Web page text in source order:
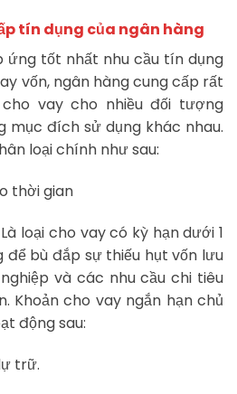
tín dụng của ngân hàng
ứng tốt nhất nhu cầu tín dụng
vốn, ngân hàng cung cấp rất
vay cho nhiều đối tượng
mục đích sử dụng khác nhau.
loại chính như sau:
thời gian
loại cho vay có kỳ hạn dưới 1
bù đắp sự thiếu hụt vốn lưu
và các nhu cầu chi tiêu
Khoản cho vay ngắn hạn chủ
động sau:
trữ.